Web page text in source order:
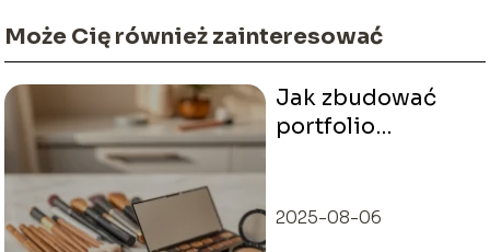
Może Cię również zainteresować
Jak zbudować
portfolio
2025-08-06